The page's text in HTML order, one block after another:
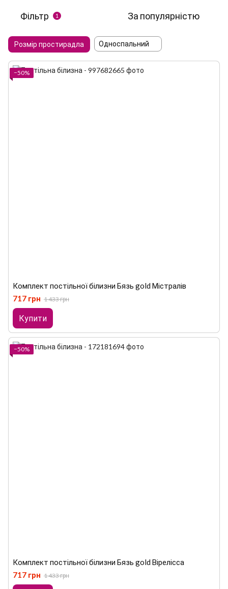
Фільтр 1 За популярністю
Розмір простирадла Односпальний
−50%
Комплект постільної білизни Бязь gold Містралів
717 грн 1 433 грн
Купити
−50%
Комплект постільної білизни Бязь gold Вірелісса
717 грн 1 433 грн